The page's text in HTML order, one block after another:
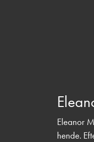
Eleanor
hende.